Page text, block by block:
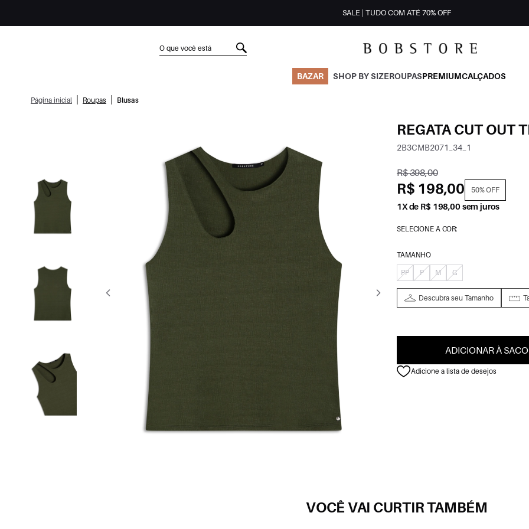
SALE | TUDO COM ATÉ 70% OFF
BAZAR SHOP BY SIZEROUPASPREMIUMCALÇADOS
Página inicial Roupas Blusas
REGATA CUT OUT
2B3CMB2071_34_1
R$ 398,00
R$ 198,00 50% OFF
1X de R$ 198,00 sem juros
SELECIONE A COR:
TAMANHO
PP
P M G
Descubra seu Tamanho
ADICIONAR À
Adicione a lista de desejos
VOCÊ VAI CURTIR TAMBÉM